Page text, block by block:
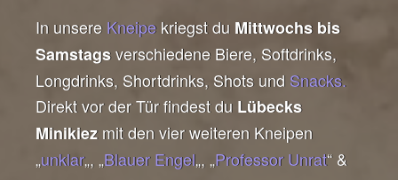
In unsere Kneipe kriegst du Mittwochs bis
Samstagsverschiedene Biere, Softdrinks,
Longdrinks, Shortdrinks, Shots und Snacks.
Direkt vor der Tür findest du Lübecks
Minikiezmit den vier weiteren Kneipen
„unklar„, „Blauer Engel„, „Professor Unrat“ &